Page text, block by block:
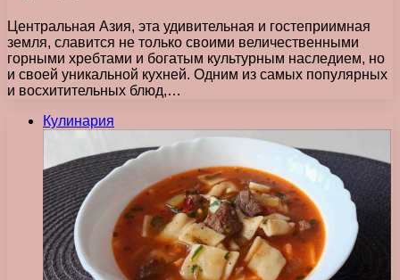
Центральная Азия, эта удивительная и гостеприимная
земля, славится не только своими величественными
горными хребтами и богатым культурным наследием, но
и своей уникальной кухней. Одним из самых популярных
и восхитительных блюд,…
Кулинария